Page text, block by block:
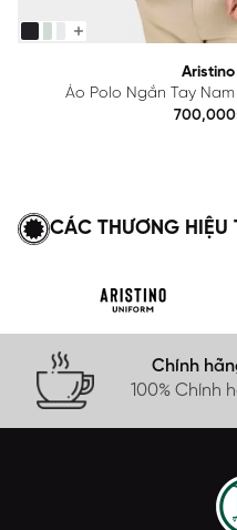
Aristino
Áo Polo Ngắn Tay
CÁC THƯƠNG HIỆU
Chính
100% Chính